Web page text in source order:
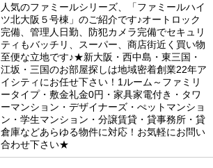
人気のファミールシリーズ、「ファミールハイ
ツ北大阪５号棟」のご紹介です♪オートロック
完備、管理人日勤、防犯カメラ完備でセキュリ
ティもバッチリ、スーパー、商店街近く買い物
至便な立地です♪★新大阪・西中島・東三国・
江坂・三国のお部屋探しは地域密着創業22年ア
イシティにお任せ下さい！1ルーム～ファミリ
ータイプ・敷金礼金0円・家具家電付き・タワ
ーマンション・デザイナーズ・ぺットマンショ
ン・学生マンション・分譲賃貸・貸事務所・貸
倉庫などあらゆる物件に対応！お気軽にお問い
合わせ下さい★